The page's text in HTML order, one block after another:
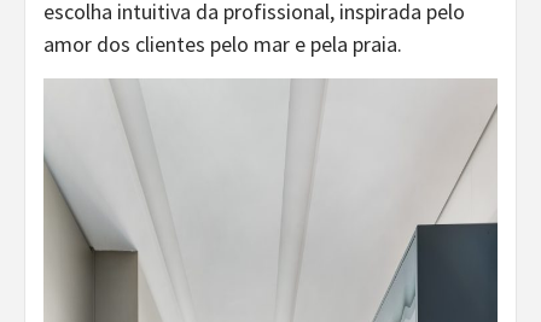
escolha intuitiva da profissional, inspirada pelo
amor dos clientes pelo mar e pela praia.